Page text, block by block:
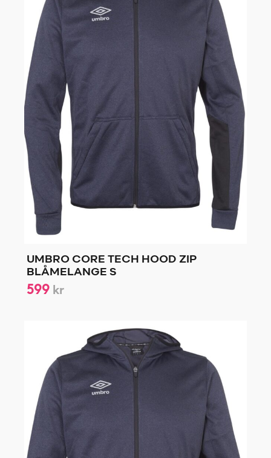
UMBRO CORE TECH HOOD ZIP
BLÅMELANGE S
599 kr